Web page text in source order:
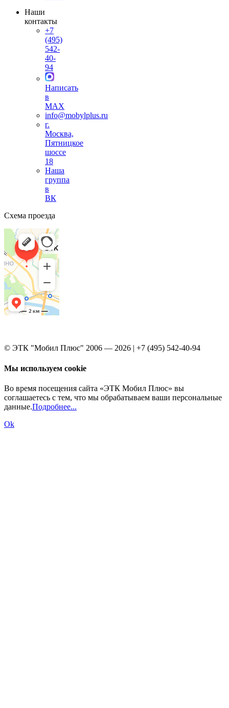
Наши
контакты
+7
(495)
542-
40-
94
Написать
в
MAX
info@mobylplus.ru
г.
Москва,
Пятницкое
шоссе
18
Наша
группа
в
ВК
Схема проезда
© ЭТК "Мобил Плюс" 2006 — 2026 | +7 (495) 542-40-94
Мы используем cookie
Во время посещения сайта «ЭТК Мобил Плюс» вы
соглашаетесь с тем, что мы обрабатываем ваши персональные
данные.Подробнее...
Ok